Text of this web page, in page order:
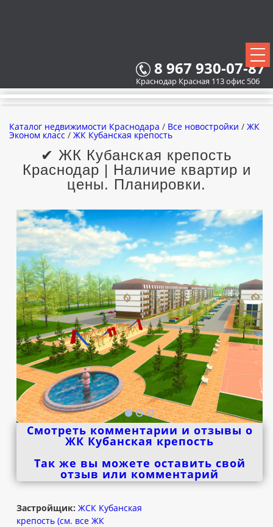
8 967 930-07-87
Краснодар Красная 113 офис 506
ВСЕ НОВОСТРОЙКИ
ЗАСТРОЙЩИКИ
ВСЕ КОТТЕДЖНЫЕ ПОСЕЛКИ
Каталог недвижимости Краснодара / Все новостройки / ЖК
Эконом класс / ЖК Кубанская крепость
✔ ЖК Кубанская крепость
Краснодар | Наличие квартир и
цены. Планировки.
Смотреть комментарии и отзывы о
ЖК Кубанская крепость
Так же вы можете оставить свой
отзыв или комментарий
Застройщик: ЖСК Кубанская
крепость (см. все ЖК